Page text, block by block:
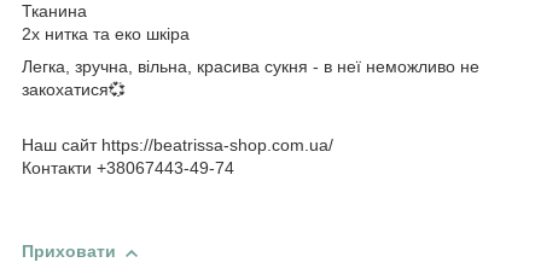
Тканина
2х нитка та еко шкіра
Легка, зручна, вільна, красива сукня - в неї неможливо не
закохатися💞
Наш сайт https://beatrissa-shop.com.ua/
Контакти +38067443-49-74
Приховати